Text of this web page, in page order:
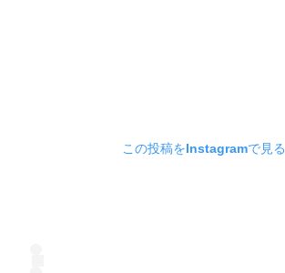
この投稿をInstagramで見る